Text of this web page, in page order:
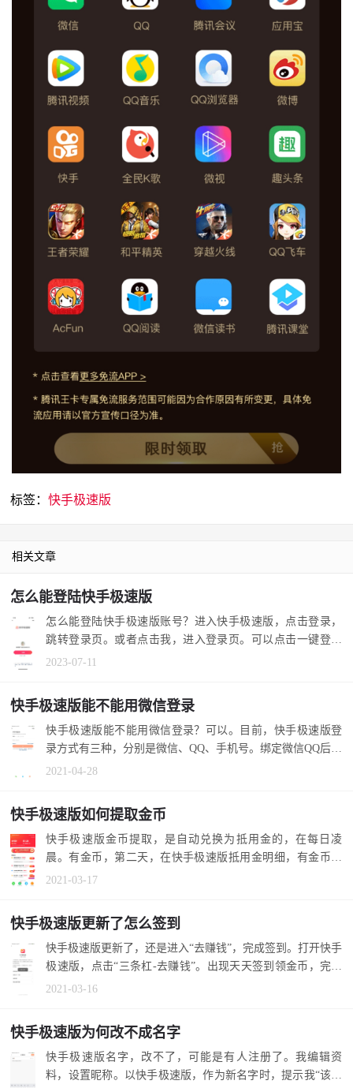
标签：快手极速版
相关文章
怎么能登陆快手极速版
怎么能登陆快手极速版账号？进入快手极速版，点击登录，
跳转登录页。或者点击我，进入登录页。可以点击一键登录
登录之前的账...
2023-07-11
快手极速版能不能用微信登录
快手极速版能不能用微信登录？可以。目前，快手极速版登
录方式有三种，分别是微信、QQ、手机号。绑定微信QQ后，
可以快捷登录...
2021-04-28
快手极速版如何提取金币
快手极速版金币提取，是自动兑换为抵用金的，在每日凌
晨。有金币，第二天，在快手极速版抵用金明细，有金币自
动兑换的抵用金...
2021-03-17
快手极速版更新了怎么签到
快手极速版更新了，还是进入“去赚钱”，完成签到。打开快手
极速版，点击“三条杠-去赚钱”。出现天天签到领金币，完成
签到。 首...
2021-03-16
快手极速版为何改不成名字
快手极速版名字，改不了，可能是有人注册了。我编辑资
料，设置昵称。以快手极速版，作为新名字时，提示我“该名